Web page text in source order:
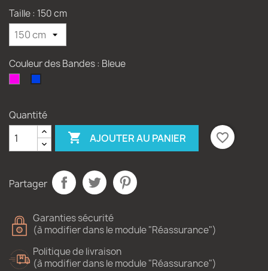
Taille : 150 cm
Couleur des Bandes : Bleue
Quantité
 AJOUTER AU PANIER favorite_border
Partager
Garanties sécurité
(à modifier dans le module "Réassurance")
Politique de livraison
(à modifier dans le module "Réassurance")